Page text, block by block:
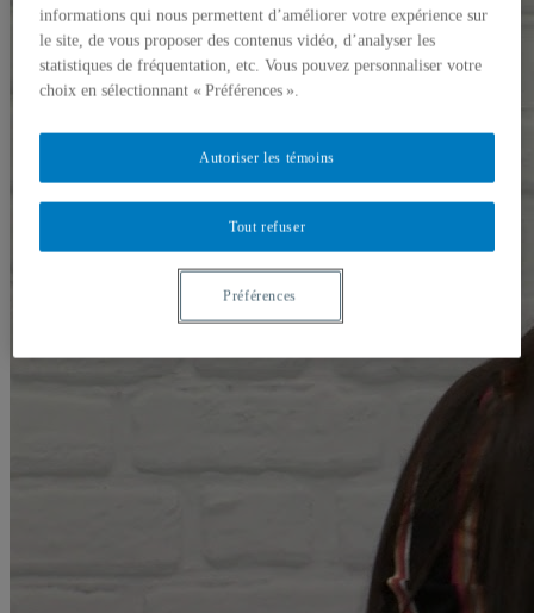
informations qui nous permettent d’améliorer votre expérience sur
le site, de vous proposer des contenus vidéo, d’analyser les
statistiques de fréquentation, etc. Vous pouvez personnaliser votre
choix en sélectionnant « Préférences ».
Tout refuser
Autoriser les témoins
Préférences